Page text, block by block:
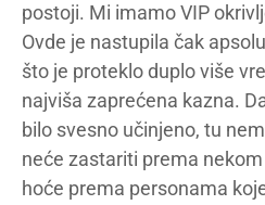
postoji. Mi imamo VIP
Ovde je nastupila čak
što je proteklo duplo više
najviša zaprećena kazna.
bilo svesno učinjeno, tu
neće zastariti prema
hoće prema personama